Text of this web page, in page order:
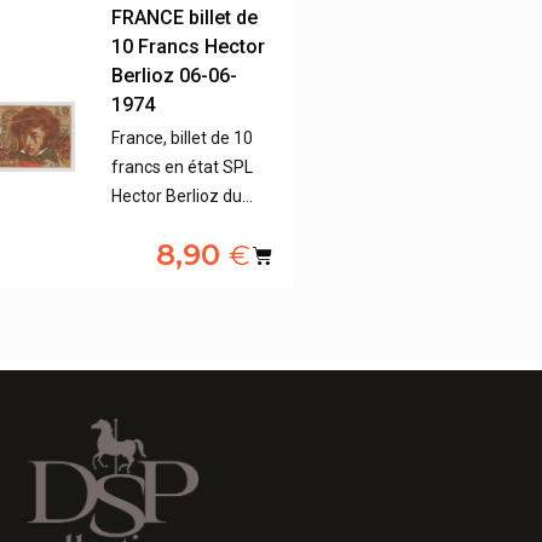
FRANCE billet de
10 Francs Hector
Berlioz 06-06-
1974
France, billet de 10
francs en état SPL
Hector Berlioz du…
8,90 €